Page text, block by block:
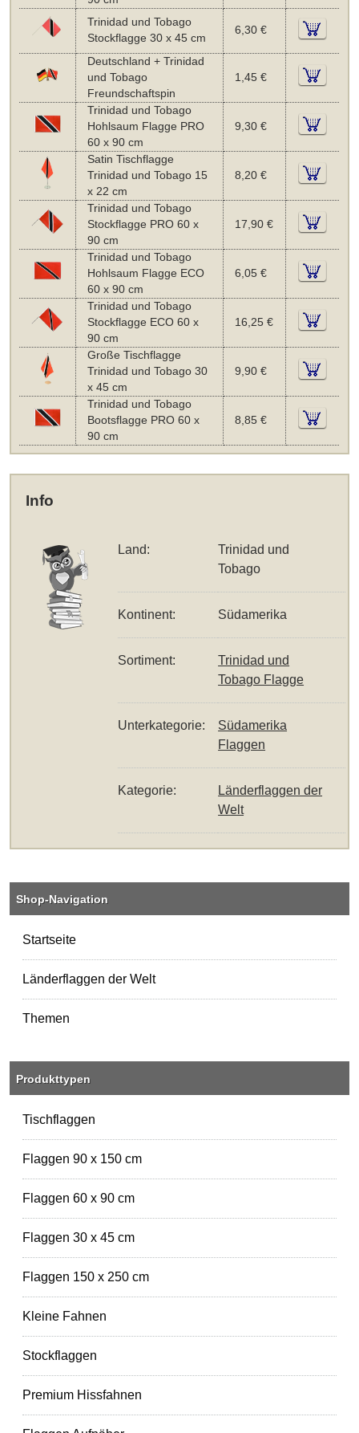
Trinidad und Tobago
Stockflagge 30 x 45 cm
6,30 €
Deutschland + Trinidad
und Tobago
Freundschaftspin
1,45 €
Trinidad und Tobago
Hohlsaum Flagge PRO
60 x 90 cm
9,30 €
Satin Tischflagge
Trinidad und Tobago 15
x 22 cm
8,20 €
Trinidad und Tobago
Stockflagge PRO 60 x
90 cm
17,90 €
Trinidad und Tobago
Hohlsaum Flagge ECO
60 x 90 cm
6,05 €
Trinidad und Tobago
Stockflagge ECO 60 x
90 cm
16,25 €
Große Tischflagge
Trinidad und Tobago 30
x 45 cm
9,90 €
Trinidad und Tobago
Bootsflagge PRO 60 x
90 cm
8,85 €
Info
Land:
Trinidad und
Tobago
Kontinent: Südamerika
Sortiment:
Trinidad und
Tobago Flagge
Unterkategorie:
Südamerika
Flaggen
Kategorie:
Länderflaggen der
Welt
Shop-Navigation
Startseite
Länderflaggen der Welt
Themen
Produkttypen
Tischflaggen
Flaggen 90 x 150 cm
Flaggen 60 x 90 cm
Flaggen 30 x 45 cm
Flaggen 150 x 250 cm
Kleine Fahnen
Stockflaggen
Premium Hissfahnen